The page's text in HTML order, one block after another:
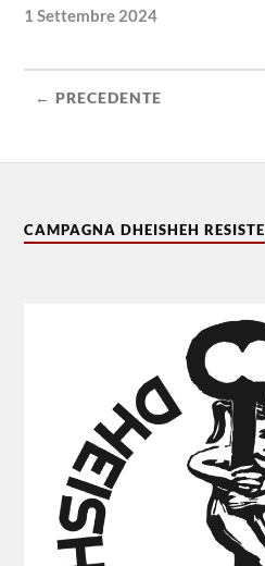
1 Settembre 2024
← PRECEDENTE
CAMPAGNA DHEISHEH RESISTE